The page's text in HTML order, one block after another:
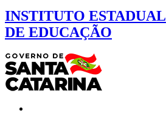
INSTITUTO ESTADUAL
DE EDUCAÇÃO